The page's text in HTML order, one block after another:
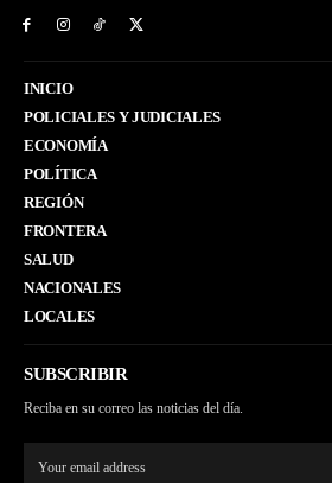
INICIO
POLICIALES Y JUDICIALES
ECONOMÍA
POLÍTICA
REGIÓN
FRONTERA
SALUD
NACIONALES
LOCALES
SUBSCRIBIR
Reciba en su correo las noticias del día.